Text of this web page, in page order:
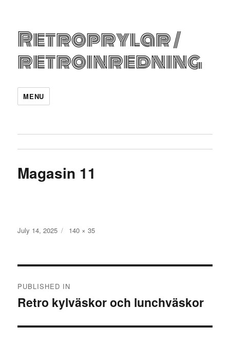
Retroprylar /
retroinredning
MENU
Magasin 11
Posted
July 14, 2025
Full
140 × 35
navigation
PUBLISHED IN
Retro kylväskor och lunchväskor